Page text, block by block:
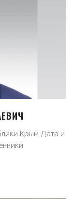
Крым Дата и